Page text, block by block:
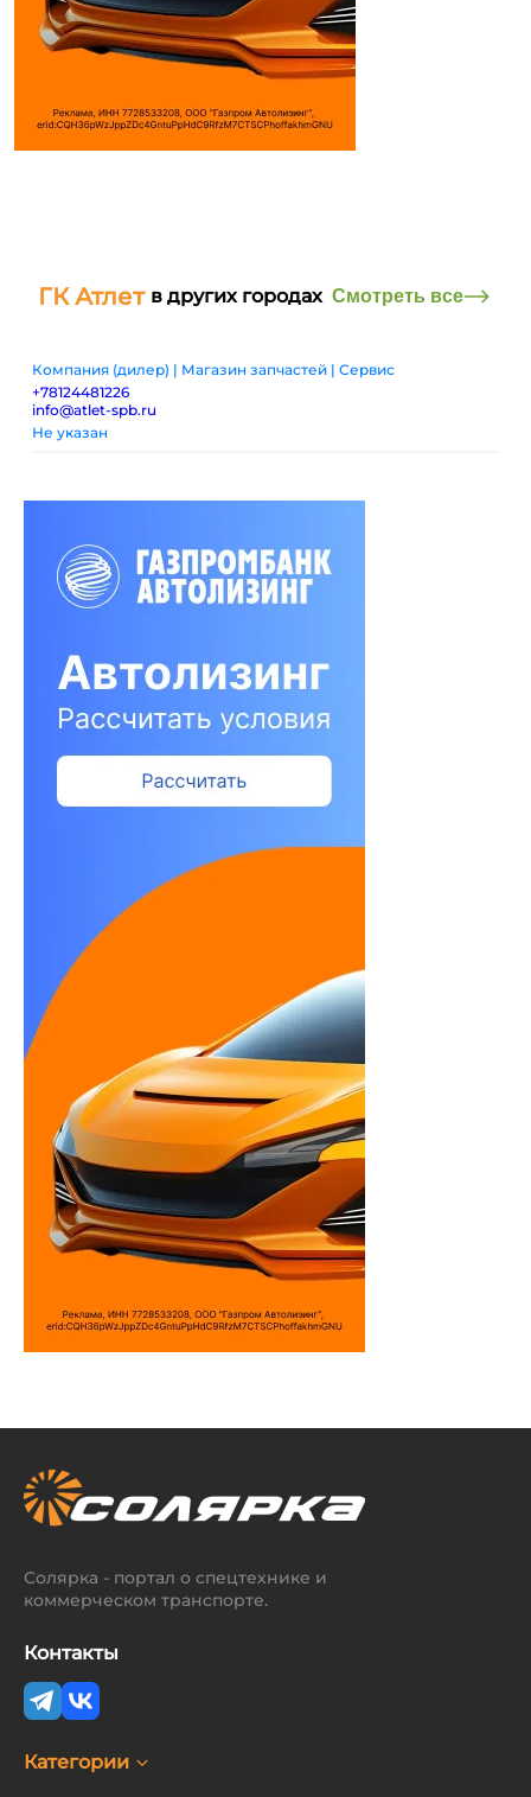
ГК Атлет в других городах Смотреть все
Компания (дилер) | Магазин запчастей | Сервис
+78124481226
info@atlet-spb.ru
Не указан
Солярка - портал о спецтехнике и
коммерческом транспорте.
Контакты
Категории